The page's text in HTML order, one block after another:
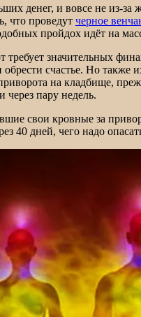
денег, и вовсе не из-
что проведут черное
пройдох идёт на
значительных
счастье. Но также
на кладбище,
через пару недель.
свои кровные за
40 дней, чего надо